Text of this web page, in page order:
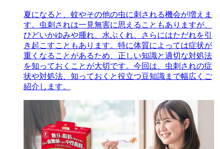
夏になると、蚊やその他の虫に刺される機会が増えま
す。虫刺されは一見無害に思えることもありますが、
ひどいかゆみや腫れ、水ぶくれ、さらにはただれを引
き起こすこともあります。特に体質によっては症状が
重くなることがあるため、正しい知識と適切な対処法
を知っておくことが大切です。今回は、虫刺されの症
状や対処法、知っておくと役立つ豆知識まで幅広くご
紹介します。